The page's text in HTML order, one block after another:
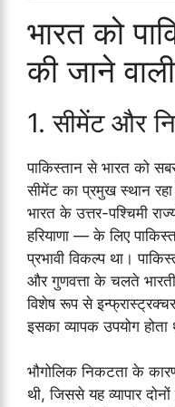
भारत को
की जाने
1. सीमेंट और
पाकिस्तान से भारत को
सीमेंट का प्रमुख स्थान
भारत के उत्तर-पश्चिमी
हरियाणा — के लिए
प्रभावी विकल्प था।
और गुणवत्ता के चलते
विशेष रूप से
इसका व्यापक उपयोग होता
भौगोलिक निकटता के
थी, जिससे यह व्यापार